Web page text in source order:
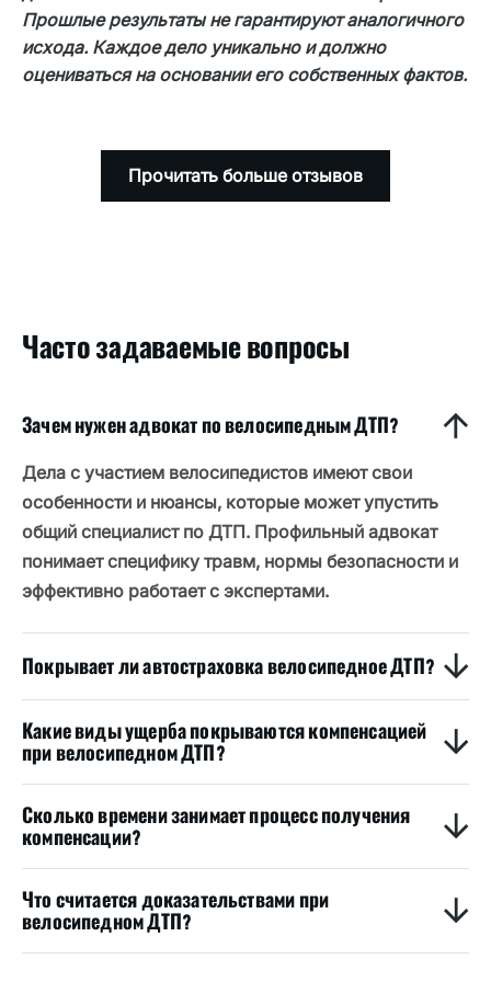
видимые травмы зажили или документация
является неполной.
Прошлые результаты не гарантируют аналогичного
исхода. Каждое дело уникально и должно
оцениваться на основании его собственных фактов.
Прочитать больше отзывов
Часто задаваемые вопросы
Зачем нужен адвокат по велосипедным ДТП?
Дела с участием велосипедистов имеют свои
особенности и нюансы, которые может упустить
общий специалист по ДТП. Профильный адвокат
понимает специфику травм, нормы безопасности и
эффективно работает с экспертами.
Покрывает ли автостраховка велосипедное ДТП?
Какие виды ущерба покрываются компенсацией
при велосипедном ДТП?
Сколько времени занимает процесс получения
компенсации?
Что считается доказательствами при
велосипедном ДТП?